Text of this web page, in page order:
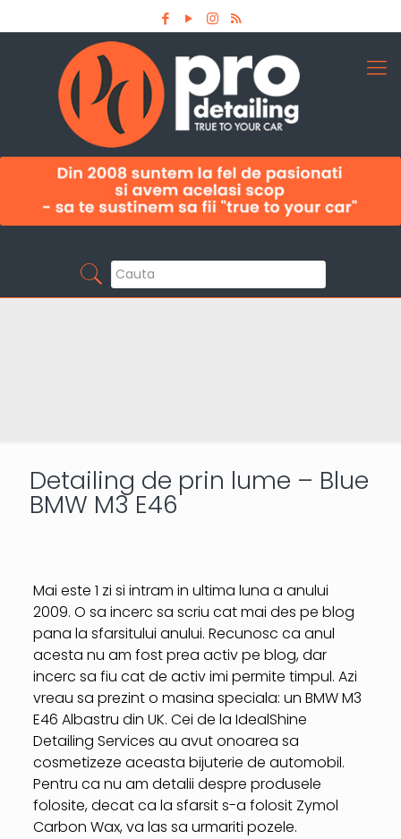
Detailing de prin lume – Blue
BMW M3 E46
Mai este 1 zi si intram in ultima luna a anului
2009. O sa incerc sa scriu cat mai des pe blog
pana la sfarsitului anului. Recunosc ca anul
acesta nu am fost prea activ pe blog, dar
incerc sa fiu cat de activ imi permite timpul. Azi
vreau sa prezint o masina speciala: un BMW M3
E46 Albastru din UK. Cei de la IdealShine
Detailing Services au avut onoarea sa
cosmetizeze aceasta bijuterie de automobil.
Pentru ca nu am detalii despre produsele
folosite, decat ca la sfarsit s-a folosit Zymol
Carbon Wax, va las sa urmariti pozele.
Aboneaza-te la newsletter
Pro Detailing
Sunt primul care afla noutatile din domeniu la